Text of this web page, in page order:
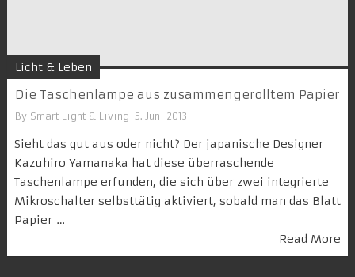
Licht & Leben
Die Taschenlampe aus zusammengerolltem Papier
By Smart Light & Living 5. Juni 2013
Sieht das gut aus oder nicht? Der japanische Designer
Kazuhiro Yamanaka hat diese überraschende
Taschenlampe erfunden, die sich über zwei integrierte
Mikroschalter selbsttätig aktiviert, sobald man das Blatt
Papier …
Read More